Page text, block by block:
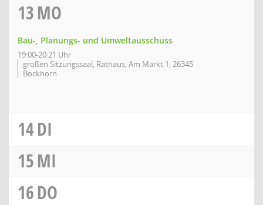
13MO
Bau-, Planungs- und Umweltausschuss
19:00-20:21 Uhr
großen Sitzungssaal, Rathaus, Am Markt 1, 26345
Bockhorn
14DI
15MI
16DO